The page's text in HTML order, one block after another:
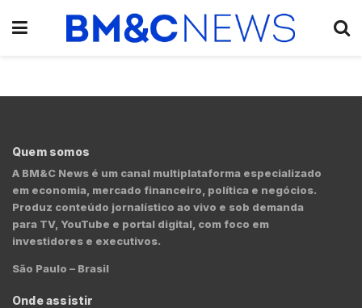
Quem somos
A BM&C News é um canal multiplataforma especializado
em economia, mercado financeiro, política e negócios.
Produz conteúdo jornalístico ao vivo e sob demanda
para TV, YouTube e portal digital, com foco em
investidores e executivos.
São Paulo – Brasil
Onde assistir